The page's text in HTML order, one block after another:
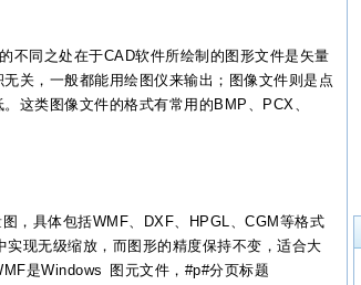
不同之处在于CAD软件所绘制的图形文件是矢量
关，一般都能用绘图仪来输出；图像文件则是点
。这类图像文件的格式有常用的BMP、PCX、
，具体包括WMF、DXF、HPGL、CGM等格式
现无级缩放，而图形的精度保持不变，适合大
是Windows 图元文件，#p#分页标题